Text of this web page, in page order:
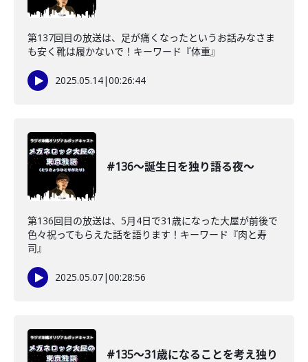
第137回目の放送は、足が痛くなったというお話みなさま
も安く靴は履かないで！キーワード『体重』
2025.05.14|00:26:44
#136〜誕生日を独り語る夜〜
第136回目の放送は、5月4日で31歳になった大屋が前後で
色々祝ってもらえた話を語ります！キーワード『肉と寿
司』
2025.05.07|00:28:56
#135〜31歳になることを考え独り